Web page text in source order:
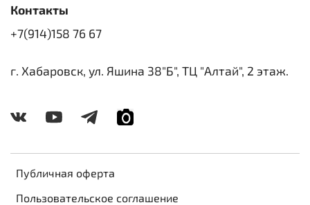
Публичная оферта
Пользовательское соглашение
Контакты
+7(914)158 76 67
г. Хабаровск, ул. Яшина 38"Б", ТЦ "Алтай", 2 этаж.